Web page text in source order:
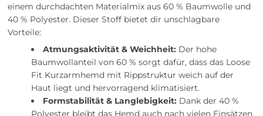
einem durchdachten Materialmix aus 60 % Baumwolle und
40 % Polyester. Dieser Stoff bietet dir unschlagbare
Vorteile:
Atmungsaktivität & Weichheit: Der hohe
Baumwollanteil von 60 % sorgt dafür, dass das Loose
Fit Kurzarmhemd mit Rippstruktur weich auf der
Haut liegt und hervorragend klimatisiert.
Formstabilität & Langlebigkeit: Dank der 40 %
Polyester bleibt das Hemd auch nach vielen Einsätzen